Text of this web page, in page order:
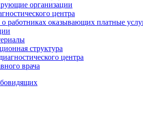
организации
центра
работниках оказывающих платные
структура
центра
врача